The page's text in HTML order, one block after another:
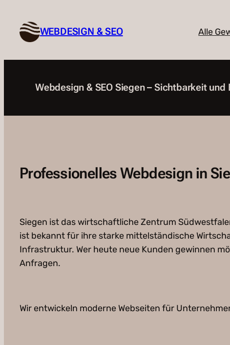
Inhalt
springen
WEBDESIGN & SEO Alle
Webdesign & SEO Siegen – Sichtbarkeit und
Professionelles Webdesign in
Siegen ist das wirtschaftliche Zentrum
ist bekannt für ihre starke mittelständische
Infrastruktur. Wer heute neue Kunden gewinnen
Anfragen.
Wir entwickeln moderne Webseiten für